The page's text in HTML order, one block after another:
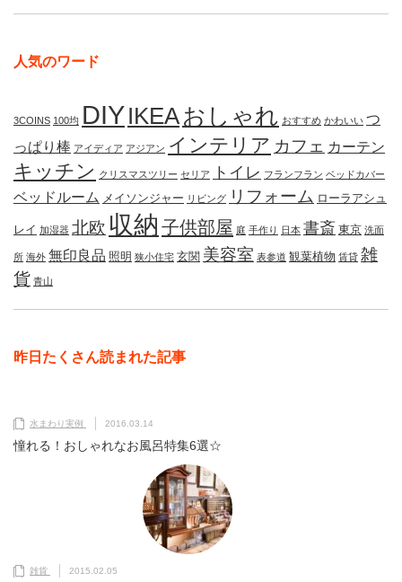
人気のワード
3COINS 100均 DIYIKEAおしゃれ おすすめ かわいい つ
っぱり棒 アイディア アジアン インテリア カフェ カーテン
キッチン クリスマスツリー セリア トイレ フランフラン ベッドカバー
ベッドルーム メイソンジャー リビング リフォーム ローラアシュ
レイ 加湿器 北欧 収納 子供部屋 庭 手作り 日本 書斎 東京 洗面
所 海外 無印良品 照明 狭小住宅 玄関 美容室 表参道 観葉植物 賃貸 雑
貨 青山
昨日たくさん読まれた記事
水まわり実例 2016.03.14
憧れる！おしゃれなお風呂特集6選☆
雑貨 2015.02.05